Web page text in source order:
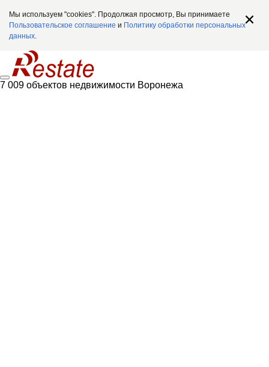
Мы используем "cookies". Продолжая просмотр, Вы принимаете
Пользовательское соглашение и Политику обработки персональных
данных.
7 009 объектов недвижимости Воронежа